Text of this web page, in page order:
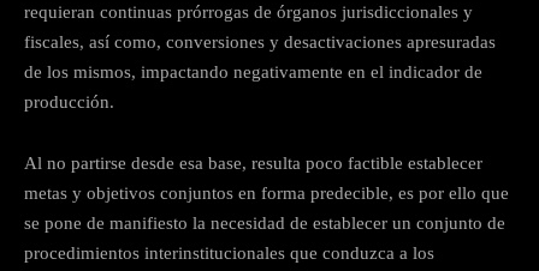
requieran continuas prórrogas de órganos jurisdiccionales y
fiscales, así como, conversiones y desactivaciones apresuradas
de los mismos, impactando negativamente en el indicador de
producción.
Al no partirse desde esa base, resulta poco factible establecer
metas y objetivos conjuntos en forma predecible, es por ello que
se pone de manifiesto la necesidad de establecer un conjunto de
procedimientos interinstitucionales que conduzca a los